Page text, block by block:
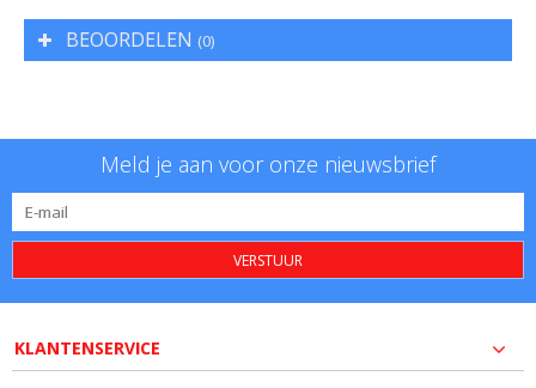
BEOORDELEN (0)
Meld je aan voor onze nieuwsbrief
VERSTUUR
KLANTENSERVICE